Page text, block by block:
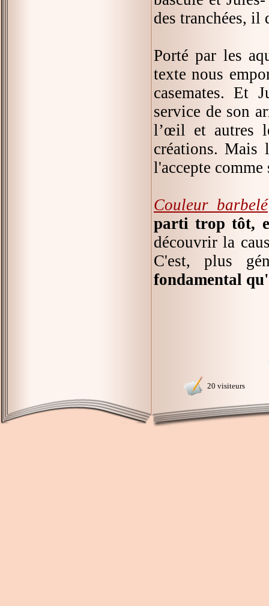
des tranchées,
Porté par les
texte nous
casemates. Et
service de son
l’œil et autres
créations. Mais
l'accepte
Couleur barbelé
parti trop tôt,
découvrir la
C'est, plus
fondamental
20 visiteurs